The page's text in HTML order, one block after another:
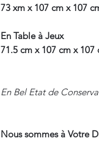
73 xm x 107 cm x 107
En Table à Jeux
71.5 cm x 107 cm x 107
En Bel Etat de
Nous sommes à Votre